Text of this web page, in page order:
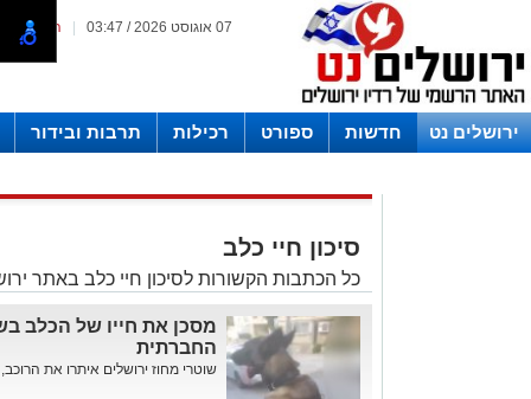
המייל 07 אוגוסט 2026 / 03:47
ירושלים נט חדשות ספורט רכילות
תרבות ובידור
סיכון חיי כלב
כל הכתבות הקשורות לסיכון חיי כלב באתר
מסכן את חייו של הכלב
החברתית
שוטרי מחוז ירושלים איתרו את הרוכב,